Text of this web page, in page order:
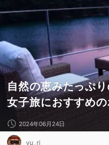
自然の恵みたっぷ
女子旅におすすめ
2024年06月24日
yu_ri